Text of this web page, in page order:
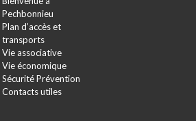
Pechbonnieu
Plan d’accès et
transports
Vie associative
Vie économique
Sécurité Prévention
Contacts utiles